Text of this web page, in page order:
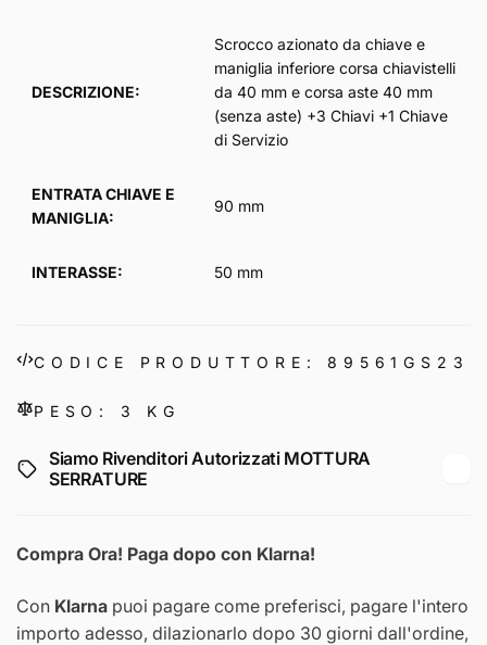
DESCRIZIONE:
Scrocco azionato da chiave e
maniglia inferiore corsa chiavistelli
da 40 mm e corsa aste 40 mm
(senza aste) +3 Chiavi +1 Chiave
di Servizio
ENTRATA CHIAVE E
MANIGLIA:
90 mm
INTERASSE: 50 mm
CODICE PRODUTTORE: 89561GS23
PESO: 3 KG
Siamo Rivenditori Autorizzati MOTTURA
SERRATURE
Compra Ora! Paga dopo con Klarna!
Con Klarna puoi pagare come preferisci, pagare l'intero
importo adesso, dilazionarlo dopo 30 giorni dall'ordine,